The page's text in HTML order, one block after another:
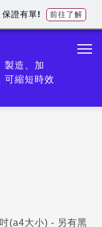
製造、加
可縮短時效
(a4大小) - 另有黑
保證有單! 前往了解